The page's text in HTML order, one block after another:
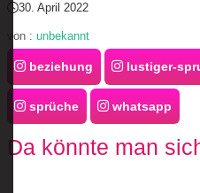
30. April 2022
von : unbekannt
beziehung lustiger-
sprüche whatsapp
Da könnte man